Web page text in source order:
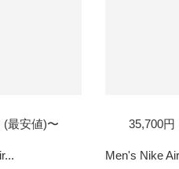
(最安値)〜 35,700円
Men's Nike